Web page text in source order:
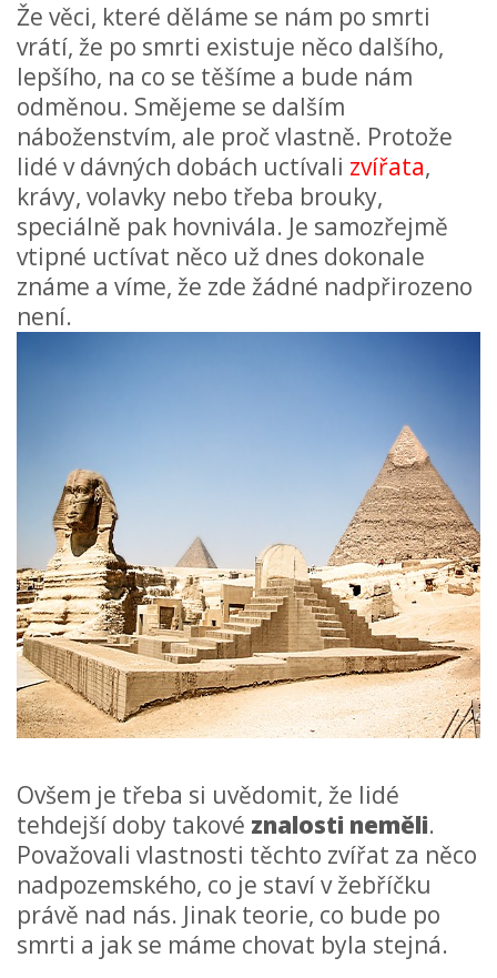
Že věci, které děláme se nám po smrti
vrátí, že po smrti existuje něco dalšího,
lepšího, na co se těšíme a bude nám
odměnou. Smějeme se dalším
náboženstvím, ale proč vlastně. Protože
lidé v dávných dobách uctívali zvířata,
krávy, volavky nebo třeba brouky,
speciálně pak hovnivála. Je samozřejmě
vtipné uctívat něco už dnes dokonale
známe a víme, že zde žádné nadpřirozeno
není.
Ovšem je třeba si uvědomit, že lidé
tehdejší doby takové znalosti neměli.
Považovali vlastnosti těchto zvířat za něco
nadpozemského, co je staví v žebříčku
právě nad nás. Jinak teorie, co bude po
smrti a jak se máme chovat byla stejná.